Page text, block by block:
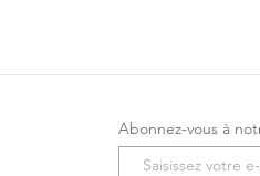
Abonnez-vous à